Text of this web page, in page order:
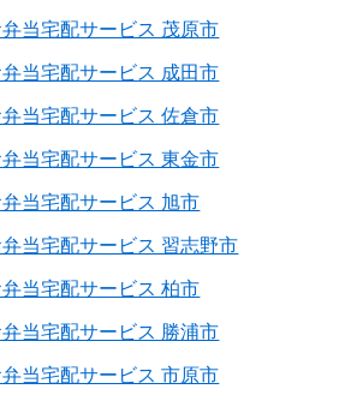
当宅配サービス 茂原市
当宅配サービス 成田市
当宅配サービス 佐倉市
当宅配サービス 東金市
当宅配サービス 旭市
当宅配サービス 習志野市
当宅配サービス 柏市
当宅配サービス 勝浦市
当宅配サービス 市原市